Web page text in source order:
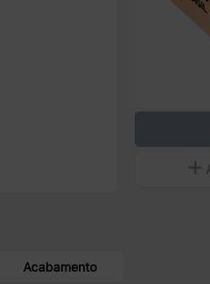
Acabamento